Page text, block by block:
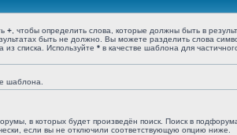
+ , чтобы определить слова, которые должны быть в
быть не должно. Вы можете разделить слова
из списка. Используйте * в качестве шаблона для
шаблона.
в которых будет произведён поиск. Поиск в
если вы не отключили соответствующую опцию ниже.